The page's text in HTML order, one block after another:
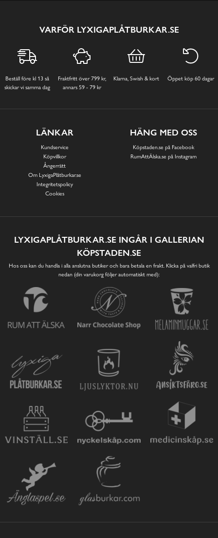
VARFÖR LYXIGAPLÅTBURKAR.SE
Beställ före kl 13 så
skickar vi samma dag
Fraktfritt över 799 kr,
annars 59 - 79 kr
Klarna, Swish & kort Öppet köp 60 dagar
LÄNKAR
Kundservice
Köpvillkor
Ångerrätt
Om LyxigaPlåtburkar.se
Integritetspolicy
Cookies
HÄNG MED OSS
Köpstaden.se på Facebook
RumAttÄlska.se på Instagram
LYXIGAPLÅTBURKAR.SE INGÅR I GALLERIAN
KÖPSTADEN.SE
Hos oss kan du handla i alla anslutna butiker och bara betala en frakt. Klicka på valfri butik
nedan (din varukorg följer automatiskt med):